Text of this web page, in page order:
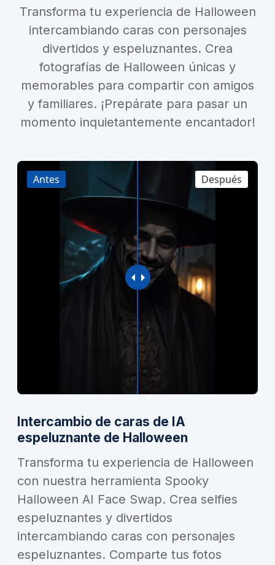
Transforma tu experiencia de Halloween
intercambiando caras con personajes
divertidos y espeluznantes. Crea
fotografías de Halloween únicas y
memorables para compartir con amigos
y familiares. ¡Prepárate para pasar un
momento inquietantemente encantador!
Después
Antes
Intercambio de caras de IA
espeluznante de Halloween
Transforma tu experiencia de Halloween
con nuestra herramienta Spooky
Halloween AI Face Swap. Crea selfies
espeluznantes y divertidos
intercambiando caras con personajes
espeluznantes. Comparte tus fotos